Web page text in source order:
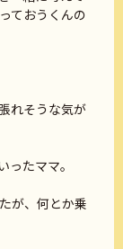
ておうくんの
れそうな気が
たママ。
が、何とか乗